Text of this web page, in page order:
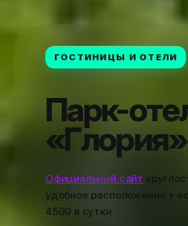
ГОСТИНИЦЫ И ОТЕЛИ
Парк-
Официальный сайт
удобное расположение •
4500 в сутки